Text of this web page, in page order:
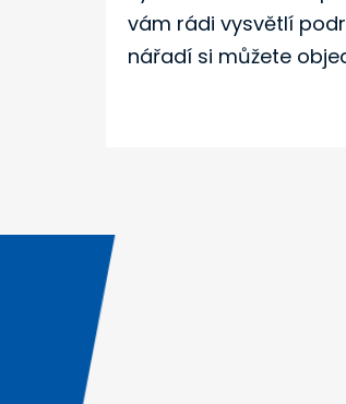
vám rádi vysvětlí
nářadí si můžete